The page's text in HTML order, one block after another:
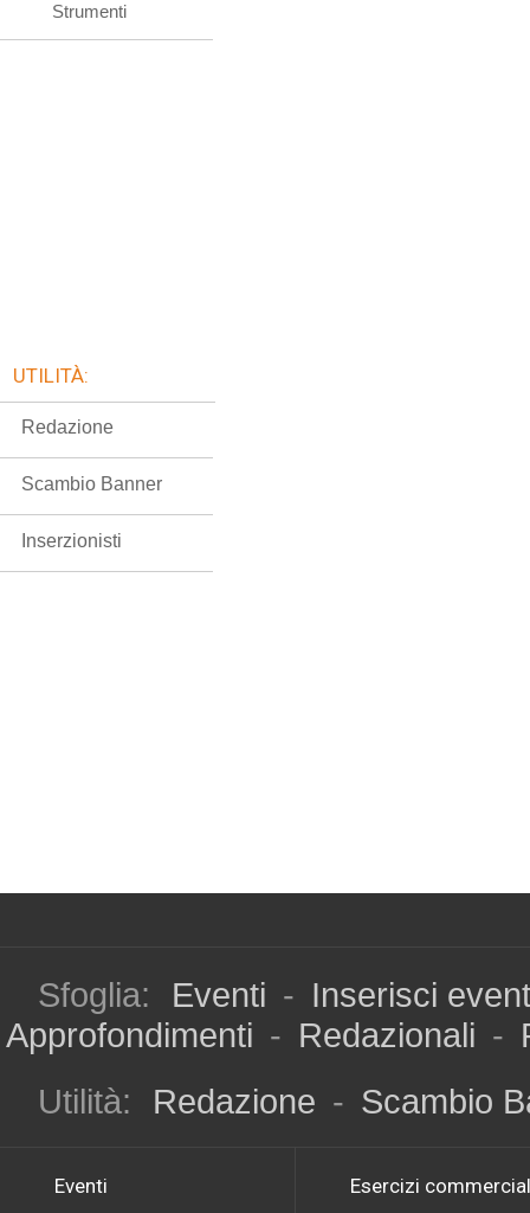
Strumenti
UTILITÀ:
Redazione
Scambio Banner
Inserzionisti
Sfoglia: Eventi - Inserisci
Approfondimenti - Redazionali -
Utilità:
Redazione - Scambio
Eventi Esercizi